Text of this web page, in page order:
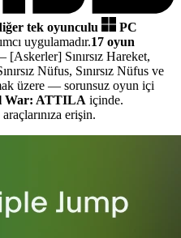
tek oyunculu
PC
uygulamadır.17 oyun
[Askerler] Sınırsız Hareket,
Nüfus, Sınırsız Nüfus ve
üzere — sorunsuz oyun içi
War: ATTILA içinde.
erişin.